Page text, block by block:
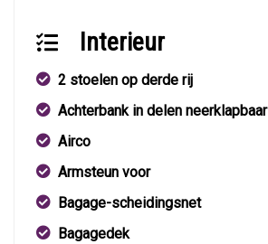
Interieur
2 stoelen op derde rij
Achterbank in delen neerklapbaar
Airco
Armsteun voor
Bagage-scheidingsnet
Bagagedek